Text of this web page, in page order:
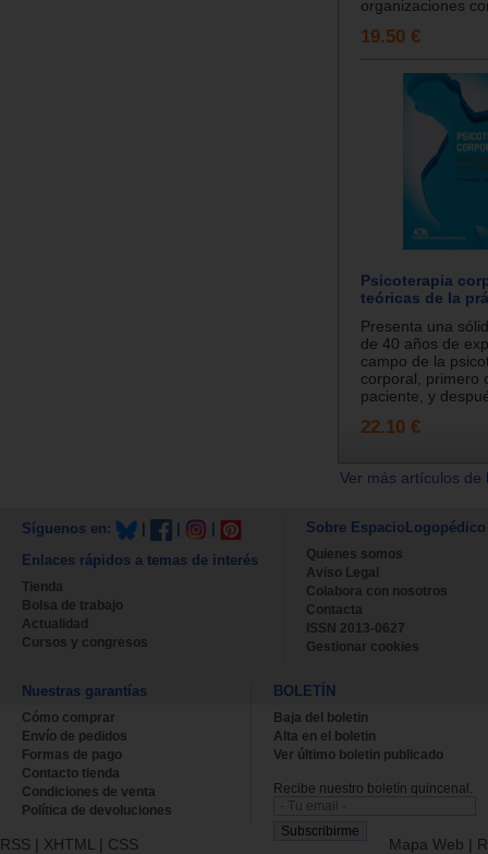
organizaciones
19.50 €
Psicoterapia
teóricas de la
Presenta una
de 40 años de
campo de la
corporal, primero
paciente, y
22.10 €
Ver más artículos
Síguenos en:
Enlaces rápidos a temas de interés
Tienda
Bolsa de trabajo
Actualidad
Cursos y congresos
Sobre EspacioLogopédico
Quienes somos
Aviso Legal
Colabora con nosotros
Contacta
ISSN 2013-0627
Gestionar cookies
Nuestras garantías
Cómo comprar
Envío de pedidos
Formas de pago
Contacto tienda
Condiciones de venta
Política de devoluciones
BOLETÍN
Baja del boletin
Alta en el boletin
Ver último boletin publicado
Recibe nuestro boletín quincenal.
RSS | XHTML | CSS Mapa Web |